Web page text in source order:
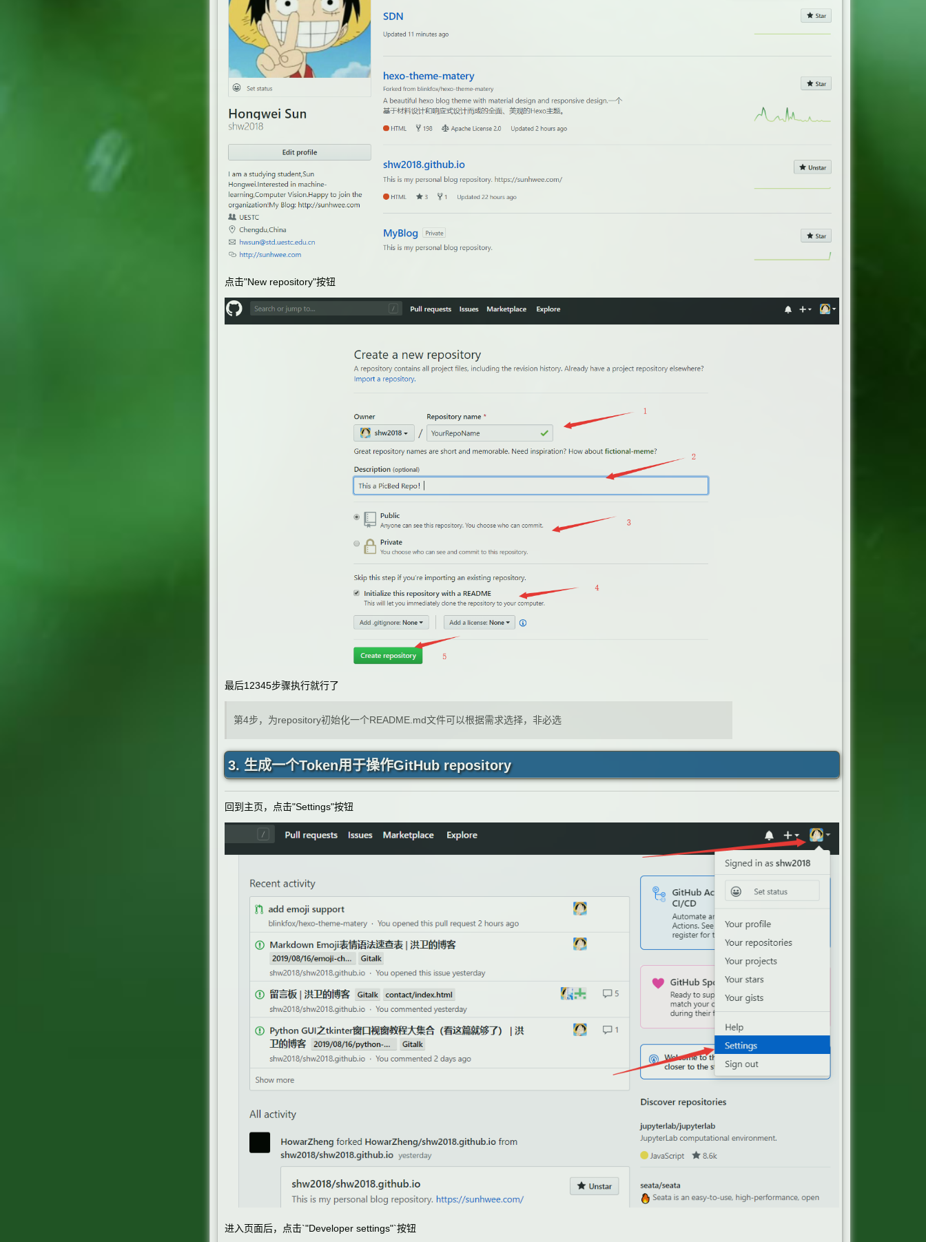
点击"New repository"按钮
最后12345步骤执行就行了
第4步，为repository初始化一个README.md文件可以根据需求选择，非必选
3. 生成一个Token用于操作GitHub repository
回到主页，点击"Settings"按钮
进入页面后，点击`"Developer settings"`按钮